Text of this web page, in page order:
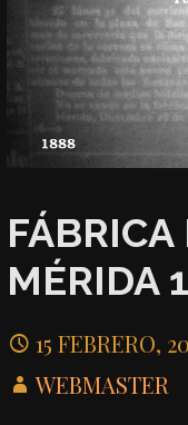
FÁBRICA
MÉRIDA
15 FEBRERO,
WEBMASTER